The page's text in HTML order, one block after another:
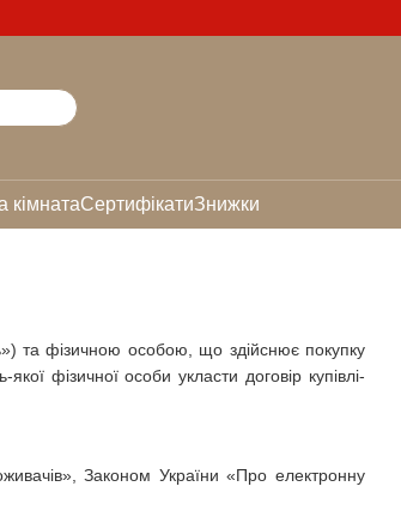
кімнатаСертифікатиЗнижки
та фізичною особою, що здійснює покупку
фізичної особи укласти договір купівлі-
Законом України «Про електронну